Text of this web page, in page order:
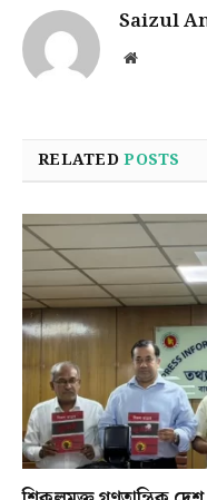
Saizul
Website
RELATEDPOSTS